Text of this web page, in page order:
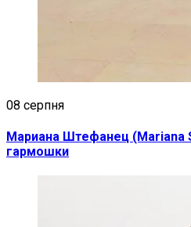
08 серпня
Мариана Штефанец (Mariana
гармошки